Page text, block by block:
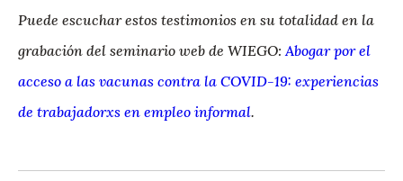
Puede escuchar estos testimonios en su totalidad en la
grabación del seminario web de WIEGO: Abogar por el
acceso a las vacunas contra la COVID-19: experiencias
de trabajadorxs en empleo informal.